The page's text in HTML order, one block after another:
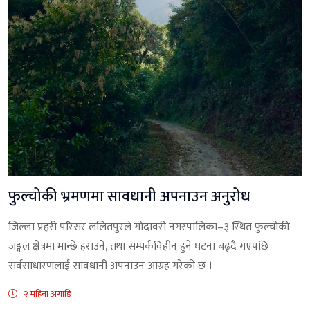
फुल्चोकी भ्रमणमा सावधानी अपनाउन अनुरोध
जिल्ला प्रहरी परिसर ललितपुरले गोदावरी नगरपालिका–३ स्थित फुल्चोकी
जङ्गल क्षेत्रमा मान्छे हराउने, तथा सम्पर्कविहीन हुने घटना बढ्दै गएपछि
सर्वसाधारणलाई सावधानी अपनाउन आग्रह गरेको छ ।
२ महिना अगाडि